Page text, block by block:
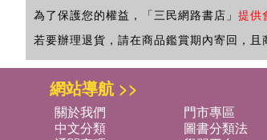
為了保護您的權益，「三民網路書店」 提供
若要辦理退貨，請在商品鑑賞期內寄回，
網站導航 >>
關於我們 門市專區
中文分類
圖書分類法